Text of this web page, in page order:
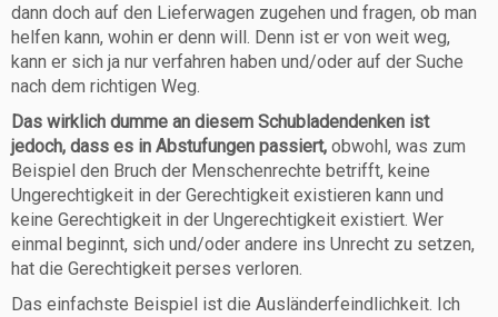
dann doch auf den Lieferwagen zugehen und fragen, ob man
helfen kann, wohin er denn will. Denn ist er von weit weg,
kann er sich ja nur verfahren haben und/oder auf der Suche
nach dem richtigen Weg.
Das wirklich dumme an diesem Schubladendenken ist
jedoch, dass es in Abstufungen passiert, obwohl, was zum
Beispiel den Bruch der Menschenrechte betrifft, keine
Ungerechtigkeit in der Gerechtigkeit existieren kann und
keine Gerechtigkeit in der Ungerechtigkeit existiert. Wer
einmal beginnt, sich und/oder andere ins Unrecht zu setzen,
hat die Gerechtigkeit perses verloren.
Das einfachste Beispiel ist die Ausländerfeindlichkeit. Ich